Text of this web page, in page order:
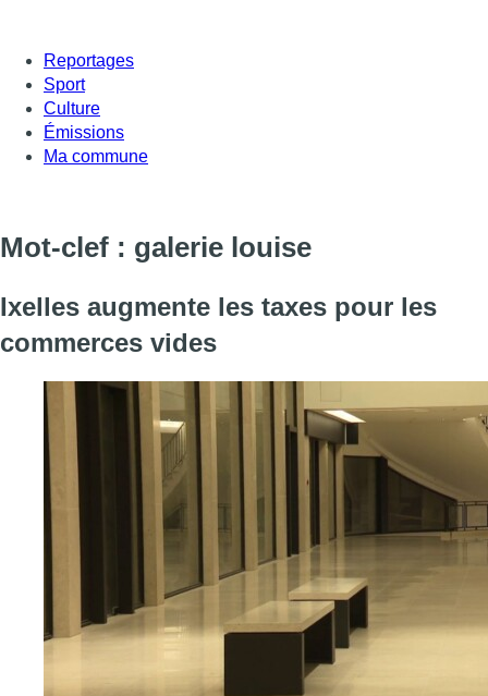
Reportages
Sport
Culture
Émissions
Ma commune
Mot-clef : galerie louise
Ixelles augmente les taxes pour les
commerces vides